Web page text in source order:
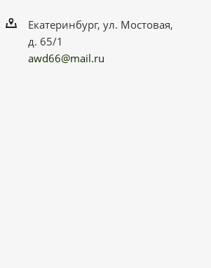
Екатеринбург, ул. Мостовая,
д. 65/1
awd66@mail.ru